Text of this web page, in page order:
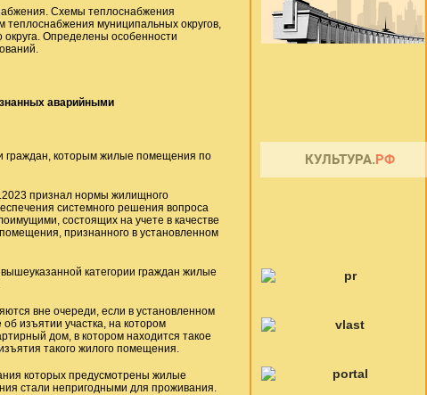
Схемы теплоснабжения
теплоснабжения муниципальных округов,
Определены особенности
аварийными
граждан, которым жилые помещения по
признал нормы жилищного
системного решения вопроса
состоящих на учете в качестве
признанного в установленном
категории граждан жилые
вне очереди, если в установленном
изъятии участка, на котором
дом, в котором находится такое
такого жилого помещения.
которых предусмотрены жилые
стали непригодными для проживания.